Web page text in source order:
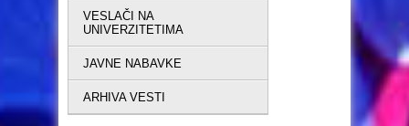
VESLAČI NA
UNIVERZITETIMA
JAVNE NABAVKE
ARHIVA VESTI